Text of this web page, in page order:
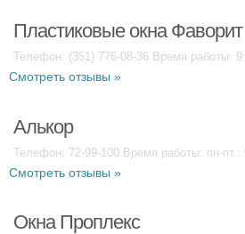
Пластиковые окна Фаворит
Телефон: (351) 776-08-36 Время работы:
Смотреть отзывы »
Алькор
Телефон: 72-99-100 Время работы: пн-
Смотреть отзывы »
Окна Проплекс